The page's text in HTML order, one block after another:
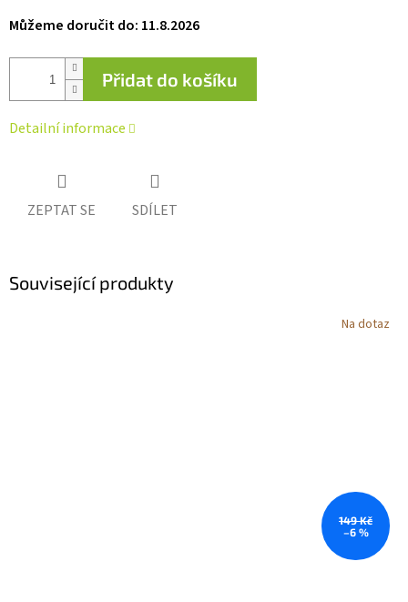
Můžeme doručit do: 11.8.2026
Přidat do košíku
Detailní informace
ZEPTAT SE SDÍLET
Související produkty
149 Kč
–6 %
Na dotaz